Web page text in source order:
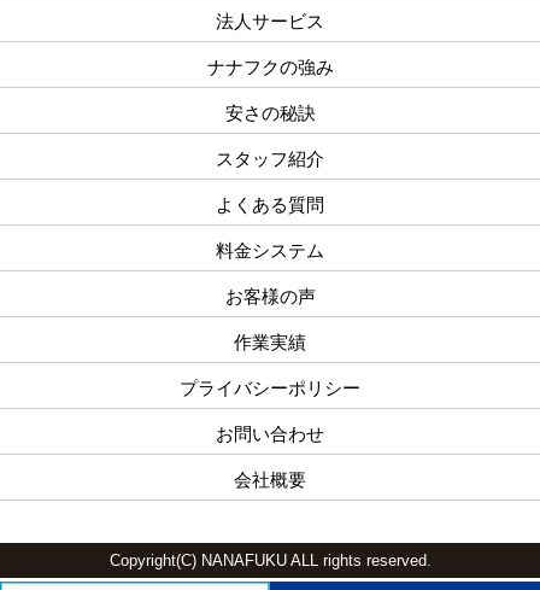
法人サービス
ナナフクの強み
安さの秘訣
スタッフ紹介
よくある質問
料金システム
お客様の声
作業実績
プライバシーポリシー
お問い合わせ
会社概要
Copyright(C) NANAFUKU ALL rights reserved.